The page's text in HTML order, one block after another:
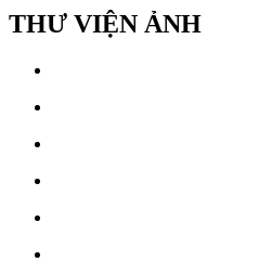
THƯ VIỆN ẢNH